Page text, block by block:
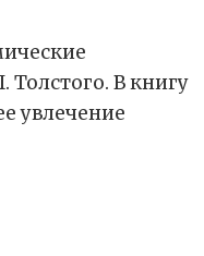
В книгу
увлечение